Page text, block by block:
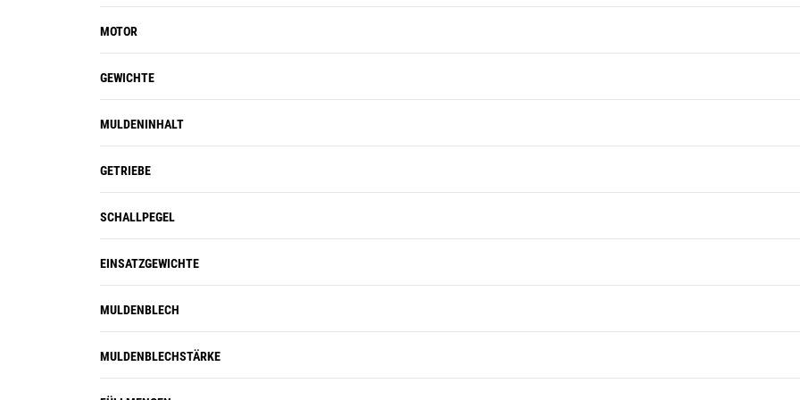
Die Fahrerkabine weist Stauraum für
sodass der Fahrer bequem für
Komfort sowie Bewegungsfreiheit
MOTOR
GEWICHTE
MULDENINHALT
GETRIEBE
SCHALLPEGEL
EINSATZGEWICHTE
MULDENBLECH
MULDENBLECHSTÄRKE